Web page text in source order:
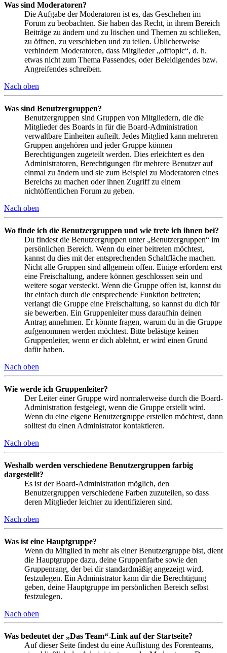
Was sind Moderatoren?
Die Aufgabe der Moderatoren ist es, das Geschehen im
Forum zu beobachten. Sie haben das Recht, in ihrem Bereich
Beiträge zu ändern und zu löschen und Themen zu schließen,
zu öffnen, zu verschieben und zu teilen. Üblicherweise
verhindern Moderatoren, dass Mitglieder „offtopic“, d. h.
etwas nicht zum Thema Passendes, oder Beleidigendes bzw.
Angreifendes schreiben.
Nach oben
Was sind Benutzergruppen?
Benutzergruppen sind Gruppen von Mitgliedern, die die
Mitglieder des Boards in für die Board-Administration
verwaltbare Einheiten aufteilt. Jedes Mitglied kann mehreren
Gruppen angehören und jeder Gruppe können
Berechtigungen zugeteilt werden. Dies erleichtert es den
Administratoren, Berechtigungen für mehrere Benutzer auf
einmal zu ändern und sie zum Beispiel zu Moderatoren eines
Bereichs zu machen oder ihnen Zugriff zu einem
nichtöffentlichen Forum zu geben.
Nach oben
Wo finde ich die Benutzergruppen und wie trete ich ihnen bei?
Du findest die Benutzergruppen unter „Benutzergruppen“ im
persönlichen Bereich. Wenn du einer beitreten möchtest,
kannst du dies mit der entsprechenden Schaltfläche machen.
Nicht alle Gruppen sind allgemein offen. Einige erfordern erst
eine Freischaltung, andere können geschlossen sein und
weitere sogar versteckt. Wenn die Gruppe offen ist, kannst du
ihr einfach durch die entsprechende Funktion beitreten;
verlangt die Gruppe eine Freischaltung, so kannst du dich für
sie bewerben. Ein Gruppenleiter muss daraufhin deinen
Antrag annehmen. Er könnte fragen, warum du in die Gruppe
aufgenommen werden möchtest. Bitte belästige keinen
Gruppenleiter, wenn er dich ablehnt, er wird einen Grund
dafür haben.
Nach oben
Wie werde ich Gruppenleiter?
Der Leiter einer Gruppe wird normalerweise durch die Board-
Administration festgelegt, wenn die Gruppe erstellt wird.
Wenn du eine eigene Benutzergruppe erstellen möchtest, dann
solltest du einen Administrator kontaktieren.
Nach oben
Weshalb werden verschiedene Benutzergruppen farbig
dargestellt?
Es ist der Board-Administration möglich, den
Benutzergruppen verschiedene Farben zuzuteilen, so dass
deren Mitglieder leichter zu identifizieren sind.
Nach oben
Was ist eine Hauptgruppe?
Wenn du Mitglied in mehr als einer Benutzergruppe bist, dient
die Hauptgruppe dazu, deine Gruppenfarbe sowie den
Gruppenrang, der bei dir standardmäßig angezeigt wird,
festzulegen. Ein Administrator kann dir die Berechtigung
geben, deine Hauptgruppe im persönlichen Bereich selbst
festzulegen.
Nach oben
Was bedeutet der „Das Team“-Link auf der Startseite?
Auf dieser Seite findest du eine Auflistung des Forenteams,